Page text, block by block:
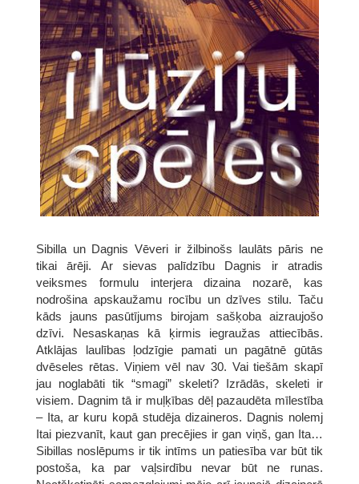
Sibilla un Dagnis Vēveri ir žilbinošs laulāts pāris ne
tikai ārēji. Ar sievas palīdzību Dagnis ir atradis
veiksmes formulu interjera dizaina nozarē, kas
nodrošina apskaužamu rocību un dzīves stilu. Taču
kāds jauns pasūtījums birojam sašķoba aizraujošo
dzīvi. Nesaskaņas kā ķirmis iegraužas attiecībās.
Atklājas laulības ļodzīgie pamati un pagātnē gūtās
dvēseles rētas. Viņiem vēl nav 30. Vai tiešām skapī
jau noglabāti tik “smagi” skeleti? Izrādās, skeleti ir
visiem. Dagnim tā ir muļķības dēļ pazaudēta mīlestība
– Ita, ar kuru kopā studēja dizaineros. Dagnis nolemj
Itai piezvanīt, kaut gan precējies ir gan viņš, gan Ita…
Sibillas noslēpums ir tik intīms un patiesība var būt tik
postoša, ka par vaļsirdību nevar būt ne runas.